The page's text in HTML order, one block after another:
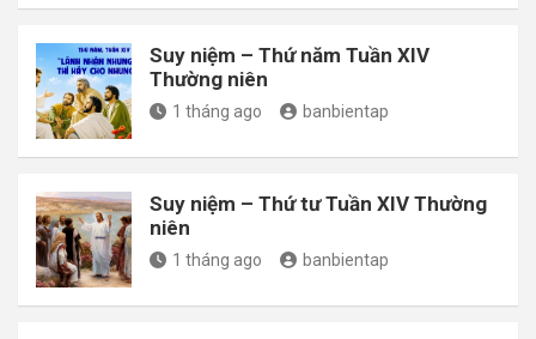
Suy niệm – Thứ năm Tuần XIV
Thường niên
1 tháng ago banbientap
Suy niệm – Thứ tư Tuần XIV Thường
niên
1 tháng ago banbientap